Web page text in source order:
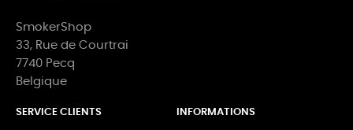
SmokerShop
33, Rue de Courtrai
7740 Pecq
Belgique
SERVICE CLIENTS INFORMATIONS